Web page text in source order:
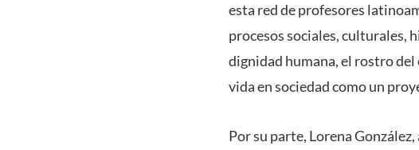
esta red de profesores
procesos sociales, culturales,
dignidad humana, el rostro
vida en sociedad como un
Por su parte, Lorena